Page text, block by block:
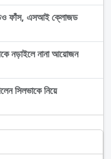
ফাঁস, এসআই ক্লোজড
নড়াইলে নানা আয়োজন
সিলভাকে নিয়ে